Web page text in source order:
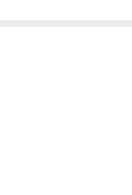
سکس الحمبرا یک